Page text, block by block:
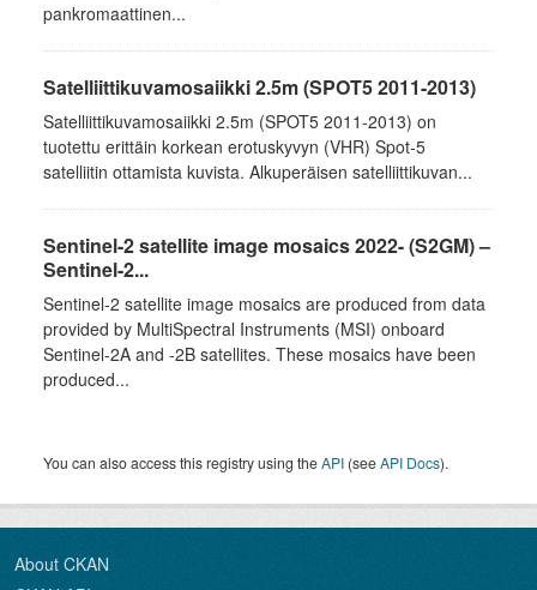
pankromaattinen...
Satelliittikuvamosaiikki 2.5m (SPOT5 2011-2013)
Satelliittikuvamosaiikki 2.5m (SPOT5 2011-2013) on
tuotettu erittäin korkean erotuskyvyn (VHR) Spot-5
satelliitin ottamista kuvista. Alkuperäisen satelliittikuvan...
Sentinel-2 satellite image mosaics 2022- (S2GM) –
Sentinel-2...
Sentinel-2 satellite image mosaics are produced from data
provided by MultiSpectral Instruments (MSI) onboard
Sentinel-2A and -2B satellites. These mosaics have been
produced...
You can also access this registry using theAPI (seeAPI Docs).
About CKAN